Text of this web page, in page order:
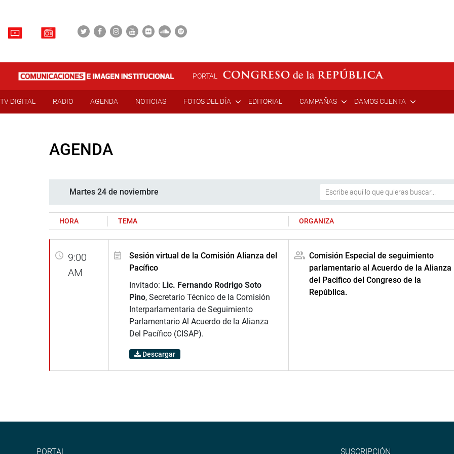
PORTAL
TV DIGITAL RADIO AGENDA NOTICIAS FOTOS DEL DÍA EDITORIAL CAMPAÑAS DAMOS CUENTA
AGENDA
Martes 24 de noviembre
HORA TEMA ORGANIZA
9:00
AM
Sesión virtual de la Comisión Alianza del
Pacífico
Invitado: Lic. Fernando Rodrigo Soto
Pino, Secretario Técnico de la Comisión
Interparlamentaria de Seguimiento
Parlamentario Al Acuerdo de la Alianza
Del Pacífico (CISAP).
Descargar
Comisión Especial de seguimiento
parlamentario al Acuerdo de la Alianza
del Pacifico del Congreso de la
República.
PORTAL SUSCRIPCIÓN